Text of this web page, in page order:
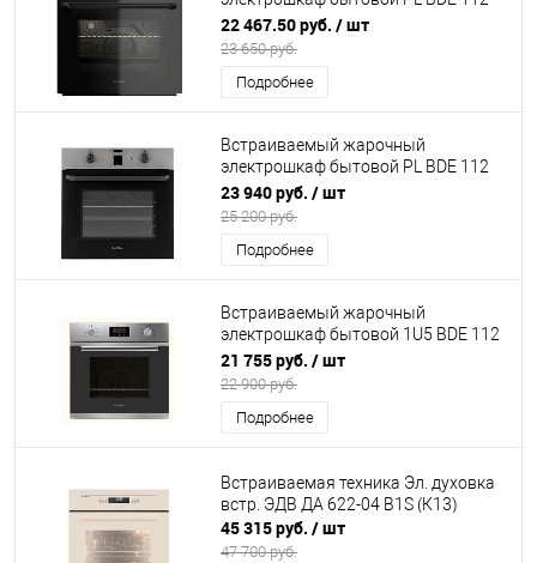
707 X DARINA (К15)
22 467.50 руб. / шт
23 650 руб.
Подробнее
Встраиваемый жарочный
электрошкаф бытовой PL BDE 112
708 X DARINA (К15)
23 940 руб. / шт
25 200 руб.
Подробнее
Встраиваемый жарочный
электрошкаф бытовой 1U5 BDE 112
708 X5 DARINA (К15)
21 755 руб. / шт
22 900 руб.
Подробнее
Встраиваемая техника Эл. духовка
встр. ЭДВ ДА 622-04 В1S (К13)
45 315 руб. / шт
47 700 руб.